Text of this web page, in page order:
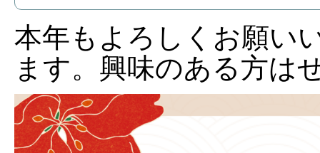
本年もよろしくお願い
ます。興味のある方は